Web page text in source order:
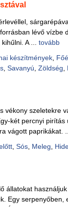
lévő vízbe
A ... tovább
készítmények,
, Savanyú Zöldség
vékony szeletekre
két percnyi pirítás
vágott paprikákat.
, Sós, Meleg
állatokat
Egy serpenyőben,